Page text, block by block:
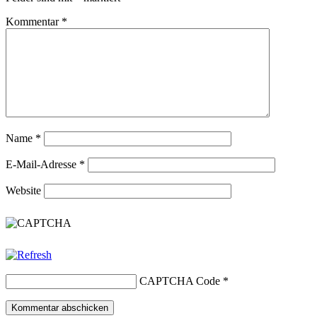
Kommentar *
Name *
E-Mail-Adresse *
Website
CAPTCHA Code *